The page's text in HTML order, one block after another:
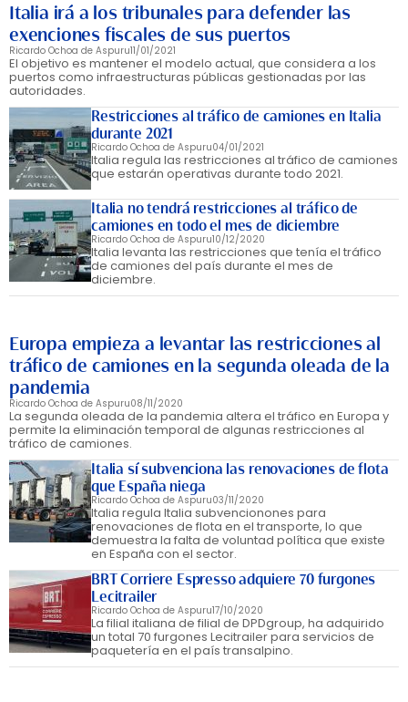
Italia irá a los tribunales para defender las
exenciones fiscales de sus puertos
Ricardo Ochoa de Aspuru11/01/2021
El objetivo es mantener el modelo actual, que considera a los
puertos como infraestructuras públicas gestionadas por las
autoridades.
Restricciones al tráfico de camiones en Italia
durante 2021
Ricardo Ochoa de Aspuru04/01/2021
Italia regula las restricciones al tráfico de camiones
que estarán operativas durante todo 2021.
Italia no tendrá restricciones al tráfico de
camiones en todo el mes de diciembre
Ricardo Ochoa de Aspuru10/12/2020
Italia levanta las restricciones que tenía el tráfico
de camiones del país durante el mes de
diciembre.
Europa empieza a levantar las restricciones al
tráfico de camiones en la segunda oleada de la
pandemia
Ricardo Ochoa de Aspuru08/11/2020
La segunda oleada de la pandemia altera el tráfico en Europa y
permite la eliminación temporal de algunas restricciones al
tráfico de camiones.
Italia sí subvenciona las renovaciones de flota
que España niega
Ricardo Ochoa de Aspuru03/11/2020
Italia regula Italia subvencionones para
renovaciones de flota en el transporte, lo que
demuestra la falta de voluntad política que existe
en España con el sector.
BRT Corriere Espresso adquiere 70 furgones
Lecitrailer
Ricardo Ochoa de Aspuru17/10/2020
La filial italiana de filial de DPDgroup, ha adquirido
un total 70 furgones Lecitrailer para servicios de
paquetería en el país transalpino.